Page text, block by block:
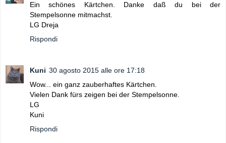
Ein schönes Kärtchen. Danke daß du bei der
Stempelsonne mitmachst.
LG Dreja
Rispondi
Kuni 30 agosto 2015 alle ore 17:18
Wow... ein ganz zauberhaftes Kärtchen.
Vielen Dank fürs zeigen bei der Stempelsonne.
LG
Kuni
Rispondi